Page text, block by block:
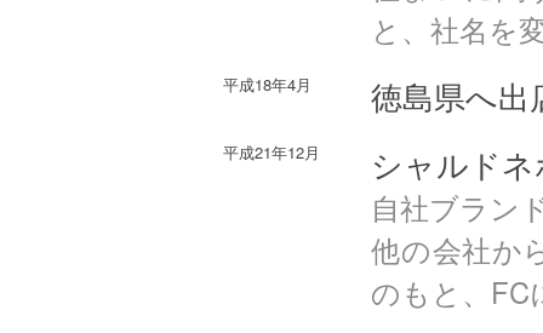
と、社名を
平成18年4月 徳島県へ出
平成21年12月 シャルド
自社ブラン
他の会社か
のもと、FC